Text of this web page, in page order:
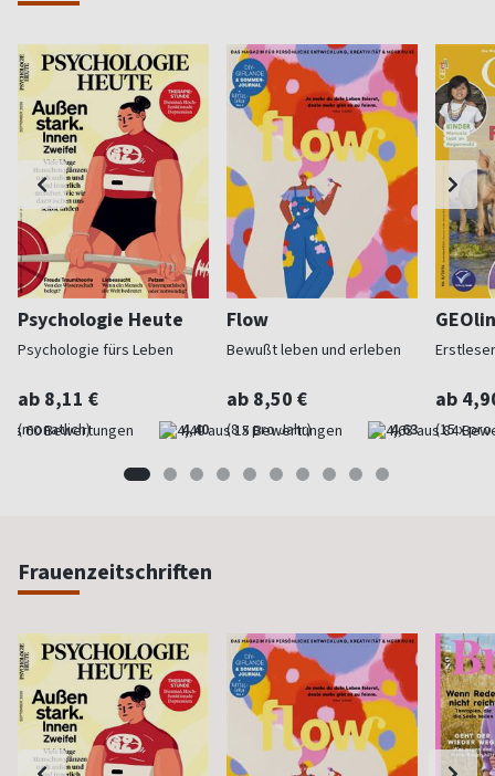
Psychologie Heute
Psychologie fürs Leben
ab 8,11 €
(monatlich) 4,40
Flow
Bewußt leben und erleben
ab 8,50 €
(8 x pro Jahr) 4,63
ab
(15 x
Frauenzeitschriften